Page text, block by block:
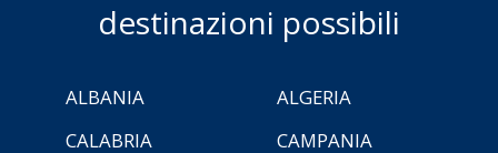
destinazioni possibili
ALBANIA
ALGERIA
CALABRIA
CAMPANIA